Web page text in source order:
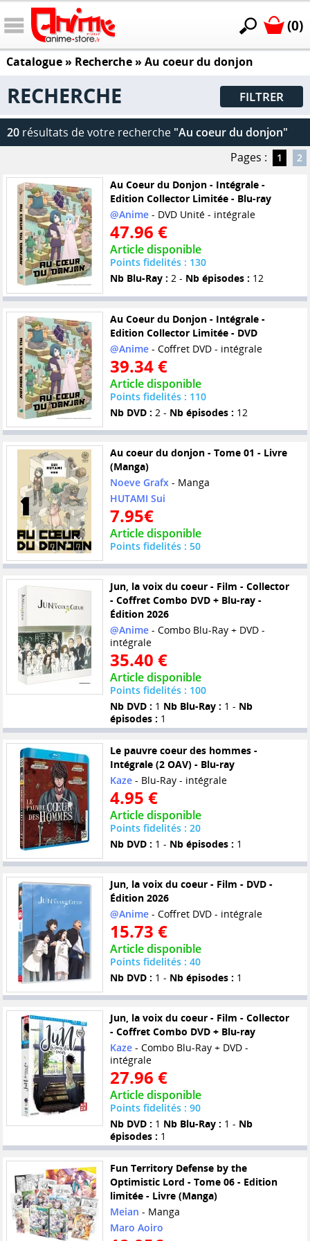
(0)
Catalogue» Recherche » Au coeur du donjon
RECHERCHE FILTRER
20 résultats de votre recherche "Au coeur du donjon"
Pages :
1 2
Au Coeur du Donjon - Intégrale -
Edition Collector Limitée - Blu-ray
@Anime- DVD Unité - intégrale
47.96 €
Article disponible
Points fidelités : 130
Nb Blu-Ray : 2 - Nb épisodes : 12
Au Coeur du Donjon - Intégrale -
Edition Collector Limitée - DVD
@Anime- Coffret DVD - intégrale
39.34 €
Article disponible
Points fidelités : 110
Nb DVD : 2 - Nb épisodes : 12
Au coeur du donjon - Tome 01 - Livre
(Manga)
Noeve Grafx - Manga
HUTAMI Sui
7.95€
Article disponible
Points fidelités : 50
Jun, la voix du coeur - Film - Collector
- Coffret Combo DVD + Blu-ray -
Édition 2026
@Anime- Combo Blu-Ray + DVD -
intégrale
35.40 €
Article disponible
Points fidelités : 100
Nb DVD : 1 Nb Blu-Ray : 1 - Nb
épisodes : 1
Le pauvre coeur des hommes -
Intégrale (2 OAV) - Blu-ray
Kaze- Blu-Ray - intégrale
4.95 €
Article disponible
Points fidelités : 20
Nb DVD : 1 - Nb épisodes : 1
Jun, la voix du coeur - Film - DVD -
Édition 2026
@Anime- Coffret DVD - intégrale
15.73 €
Article disponible
Points fidelités : 40
Nb DVD : 1 - Nb épisodes : 1
Jun, la voix du coeur - Film - Collector
- Coffret Combo DVD + Blu-ray
Kaze- Combo Blu-Ray + DVD -
intégrale
27.96 €
Article disponible
Points fidelités : 90
Nb DVD : 1 Nb Blu-Ray : 1 - Nb
épisodes : 1
Fun Territory Defense by the
Optimistic Lord - Tome 06 - Edition
limitée - Livre (Manga)
Meian - Manga
Maro Aoiro